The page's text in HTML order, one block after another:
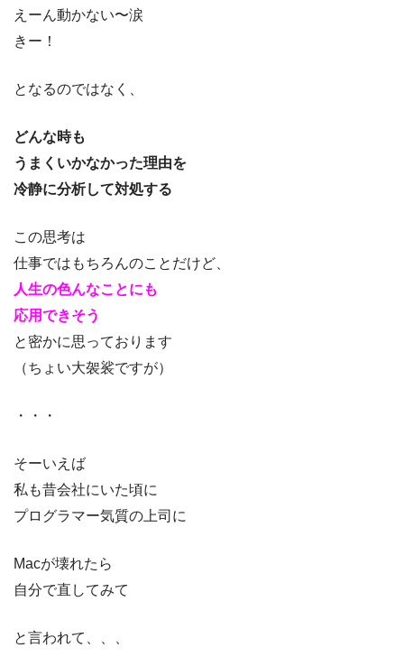
えーん動かない〜涙
きー！
となるのではなく、
どんな時も
うまくいかなかった理由を
冷静に分析して対処する
この思考は
仕事ではもちろんのことだけど、
人生の色んなことにも
応用できそう
と密かに思っております
（ちょい大袈裟ですが）
・・・
そーいえば
私も昔会社にいた頃に
プログラマー気質の上司に
Macが壊れたら
自分で直してみて
と言われて、、、